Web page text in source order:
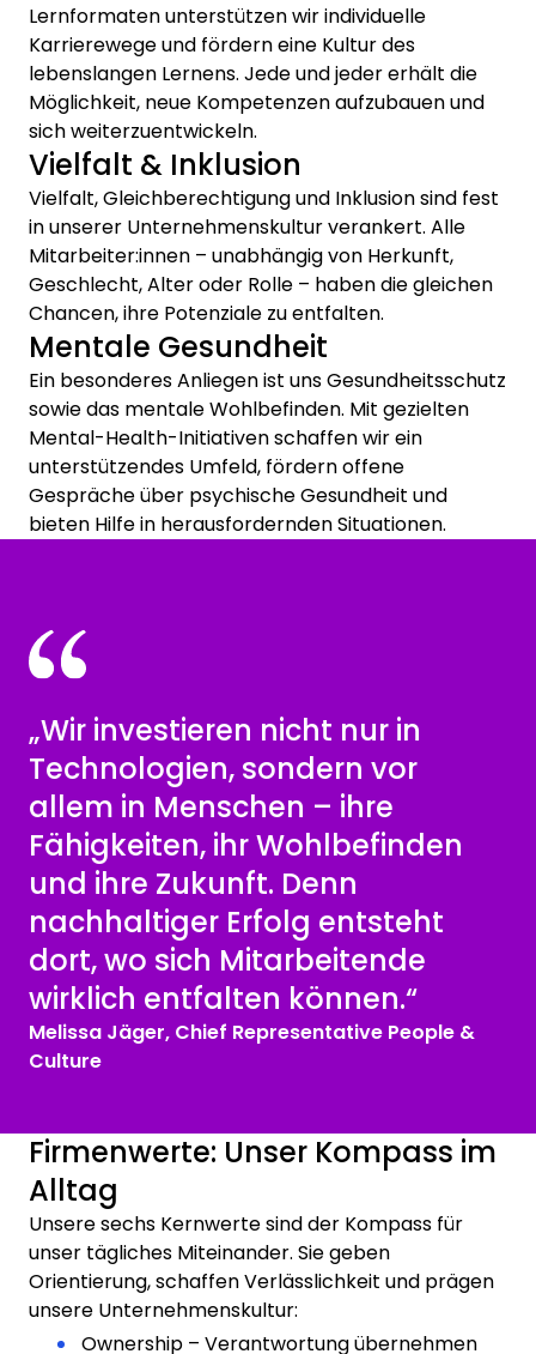
Lernformaten unterstützen wir individuelle
Karrierewege und fördern eine Kultur des
lebenslangen Lernens. Jede und jeder erhält die
Möglichkeit, neue Kompetenzen aufzubauen und
sich weiterzuentwickeln.
Vielfalt & Inklusion
Vielfalt, Gleichberechtigung und Inklusion sind fest
in unserer Unternehmenskultur verankert. Alle
Mitarbeiter:innen – unabhängig von Herkunft,
Geschlecht, Alter oder Rolle – haben die gleichen
Chancen, ihre Potenziale zu entfalten.
Mentale Gesundheit
Ein besonderes Anliegen ist uns Gesundheitsschutz
sowie das mentale Wohlbefinden. Mit gezielten
Mental-Health-Initiativen schaffen wir ein
unterstützendes Umfeld, fördern offene
Gespräche über psychische Gesundheit und
bieten Hilfe in herausfordernden Situationen.
„Wir investieren nicht nur in
Technologien, sondern vor
allem in Menschen – ihre
Fähigkeiten, ihr Wohlbefinden
und ihre Zukunft. Denn
nachhaltiger Erfolg entsteht
dort, wo sich Mitarbeitende
wirklich entfalten können.“
Melissa Jäger, Chief Representative People &
Culture
Firmenwerte: Unser Kompass im
Alltag
Unsere sechs Kernwerte sind der Kompass für
unser tägliches Miteinander. Sie geben
Orientierung, schaffen Verlässlichkeit und prägen
unsere Unternehmenskultur:
Ownership – Verantwortung übernehmen